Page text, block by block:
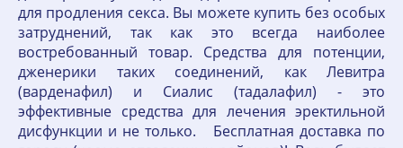
для продления секса. Вы можете купить без особых
затруднений, так как это всегда наиболее
востребованный товар. Средства для потенции,
дженерики таких соединений, как Левитра
(варденафил) и Сиалис (тадалафил) - это
эффективные средства для лечения эректильной
дисфункции и не только. Бесплатная доставка по